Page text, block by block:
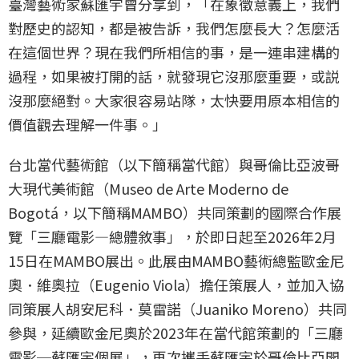
對歷史的認知，都是被告訴，我們怎麼長大？怎麼活
在這個世界？現在我們所相信的事，是一連串建構的
過程，如果被打開的話，就發現它沒那麼重要，或説
沒那麼絕對。大家很容易站隊，太快要用原本相信的
價值觀去理解一件事。」
台北當代藝術館（以下簡稱當代館）與哥倫比亞波哥
大現代美術館（Museo de Arte Moderno de
Bogotá，以下簡稱MAMBO）共同策劃的國際合作展
覽「三廳電影—總體敘事」，於即日起至2026年2月
15日在MAMBO展出。此展由MAMBO藝術總監歐金尼
奧．維奧拉（Eugenio Viola）擔任策展人，並加入協
同策展人胡安尼科．莫雷諾（Juaniko Moreno）共同
參與，延續歐金尼奧於2023年在當代館策劃的「三廳